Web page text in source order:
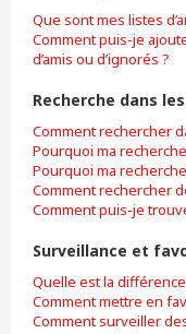
Que sont mes listes
Comment puis-je
d’amis ou d’ignorés ?
Recherche dans
Comment rechercher
Pourquoi ma
Pourquoi ma
Comment rechercher
Comment puis-je
Surveillance et
Quelle est la
Comment mettre en
Comment surveiller